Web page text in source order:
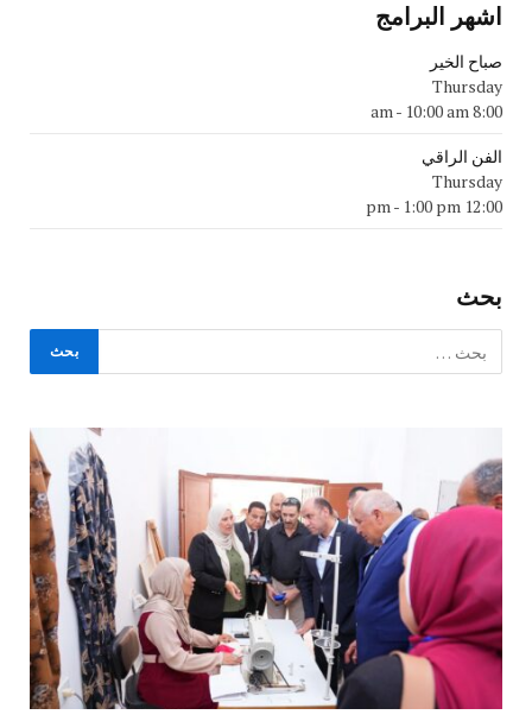
اشهر البرامج
صباح الخير
Thursday
8:00 am
- 10:00 am
الفن الراقي
Thursday
12:00 pm
- 1:00 pm
بحث